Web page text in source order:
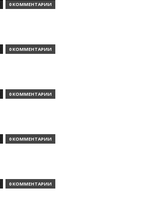
0 КОММЕНТАРИИ
0 КОММЕНТАРИИ
0 КОММЕНТАРИИ
0 КОММЕНТАРИИ
0 КОММЕНТАРИИ